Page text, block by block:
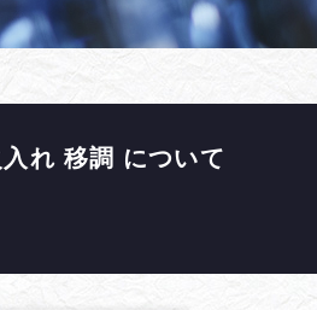
れ 移調 について